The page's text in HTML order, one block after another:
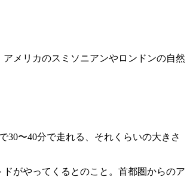
メリカのスミソニアンやロンドンの自然
〜40分で走れる、それくらいの大きさ
がやってくるとのこと。首都圏からのア